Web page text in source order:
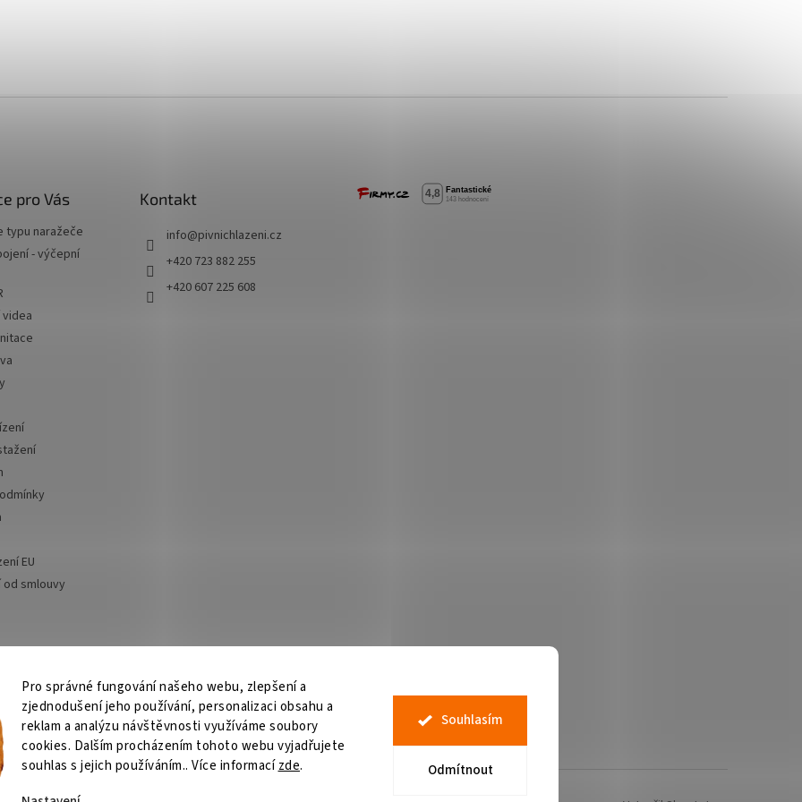
Pro správné fungování našeho webu, zlepšení a
zjednodušení jeho používání, personalizaci obsahu a
reklam a analýzu návštěvnosti využíváme soubory
cookies. Dalším procházením tohoto webu vyjadřujete
souhlas s jejich používáním.. Více informacízde.
Odmítnout
Souhlasím
pro Vás
typu naražeče
- výčepní
EU
smlouvy
Kontakt
info@pivnichlazeni.cz
+420 723 882 255
+420 607 225 608
Výčepní zařízení OSMO CZ Barvy Příbram Obchodní podmínky